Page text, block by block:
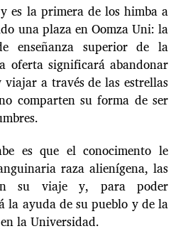
es la primera de los himba a
una plaza en Oomza Uni: la
enseñanza superior de la
oferta significará abandonar
a través de las estrellas
comparten su forma de ser
es que el conocimento le
raza alienígena, las
su viaje y, para poder
la ayuda de su pueblo y de la
la Universidad.